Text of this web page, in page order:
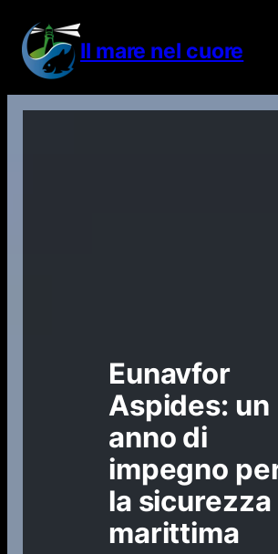
contenuto
Il mare nel cuore
Eunavfor
Aspides: un
anno di
impegno
la sicurezza
marittima